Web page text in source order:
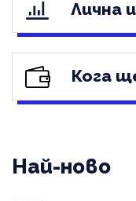
Лична
Кога
Най-ново